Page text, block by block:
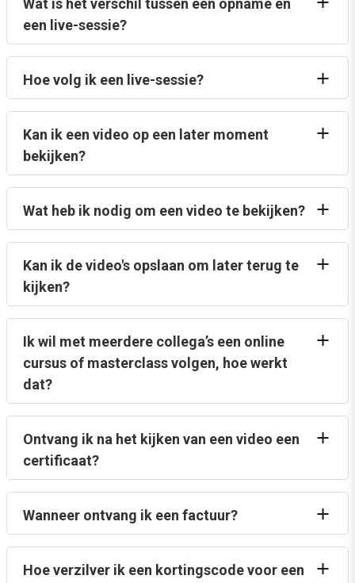
Wat is het verschil tussen een opname en
een live-sessie?
Hoe volg ik een live-sessie?
Kan ik een video op een later moment
bekijken?
Wat heb ik nodig om een video te bekijken?
Kan ik de video's opslaan om later terug te
kijken?
Ik wil met meerdere collega’s een online
cursus of masterclass volgen, hoe werkt
dat?
Ontvang ik na het kijken van een video een
certificaat?
Wanneer ontvang ik een factuur?
Hoe verzilver ik een kortingscode voor een